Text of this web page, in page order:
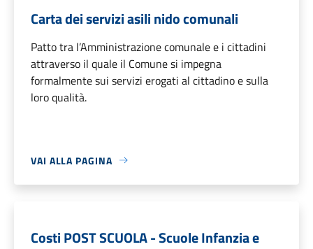
Carta dei servizi asili nido comunali
Patto tra l’Amministrazione comunale e i cittadini
attraverso il quale il Comune si impegna
formalmente sui servizi erogati al cittadino e sulla
loro qualità.
VAI ALLA PAGINA
Costi POST SCUOLA - Scuole Infanzia e